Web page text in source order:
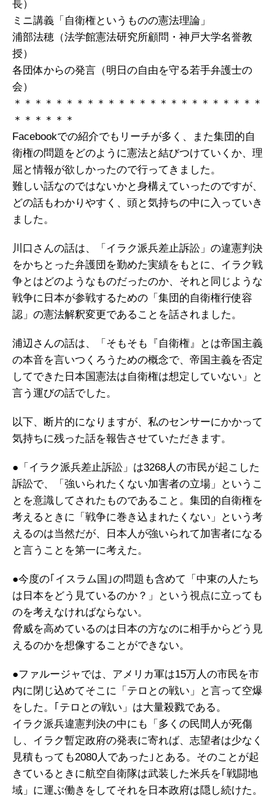
長）
ミニ講義「自衛権というものの憲法理論」
浦部法穂（法学館憲法研究所顧問・神戸大学名誉教
授）
各団体からの発言（明日の自由を守る若手弁護士の
会）
＊＊＊＊＊＊＊＊＊＊＊＊＊＊＊＊＊＊＊＊＊＊＊＊
＊＊＊＊＊＊
Facebookでの紹介でもリーチが多く、また集団的自
衛権の問題をどのように憲法と結びつけていくか、理
屈と情報が欲しかったので行ってきました。
難しい話なのではないかと身構えていったのですが、
どの話もわかりやすく、頭と気持ちの中に入っていき
ました。
川口さんの話は、「イラク派兵差止訴訟」の違憲判決
をかちとった弁護団を勤めた実績をもとに、イラク戦
争とはどのようなものだったのか、それと同じような
戦争に日本が参戦するための「集団的自衛権行使容
認」の憲法解釈変更であることを話されました。
浦辺さんの話は、「そもそも『自衛権』とは帝国主義
の本音を言いつくろうための概念で、帝国主義を否定
してできた日本国憲法は自衛権は想定していない」と
言う運びの話でした。
以下、断片的になりますが、私のセンサーにかかって
気持ちに残った話を報告させていただきます。
●「イラク派兵差止訴訟」は3268人の市民が起こした
訴訟で、「強いられたくない加害者の立場」というこ
とを意識してされたものであること。集団的自衛権を
考えるときに「戦争に巻き込まれたくない」という考
えるのは当然だが、日本人が強いられて加害者になる
と言うことを第一に考えた。
●今度の｢イスラム国｣の問題も含めて「中東の人たち
は日本をどう見ているのか？」という視点に立っても
のを考えなければならない。
脅威を高めているのは日本の方なのに相手からどう見
えるのかを想像することができない。
●ファルージャでは、アメリカ軍は15万人の市民を市
内に閉じ込めてそこに「テロとの戦い」と言って空爆
をした。｢テロとの戦い」は大量殺戮である。
イラク派兵違憲判決の中にも「多くの民間人が死傷
し、イラク暫定政府の発表に寄れば、志望者は少なく
見積もっても2080人であった｣とある。そのことが起
きているときに航空自衛隊は武装した米兵を｢戦闘地
域」に運ぶ働きをしてそれを日本政府は隠し続けた。